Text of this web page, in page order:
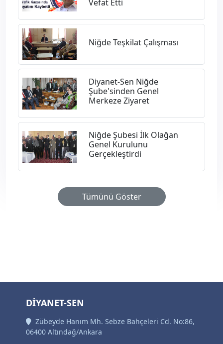
Vefat Etti
Niğde Teşkilat Çalışması
Diyanet-Sen Niğde
Şube'sinden Genel
Merkeze Ziyaret
Niğde Şubesi İlk Olağan
Genel Kurulunu
Gerçekleştirdi
Tümünü Göster
DİYANET-SEN
Zübeyde Hanım Mh. Sebze Bahçeleri Cd. No:86,
06400 Altındağ/Ankara